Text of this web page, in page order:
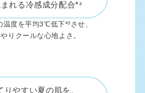
れる冷感成分配合*⁴
温度を平均3℃低下*³させ、
りクールな心地よさ。
りやすい夏の肌を、